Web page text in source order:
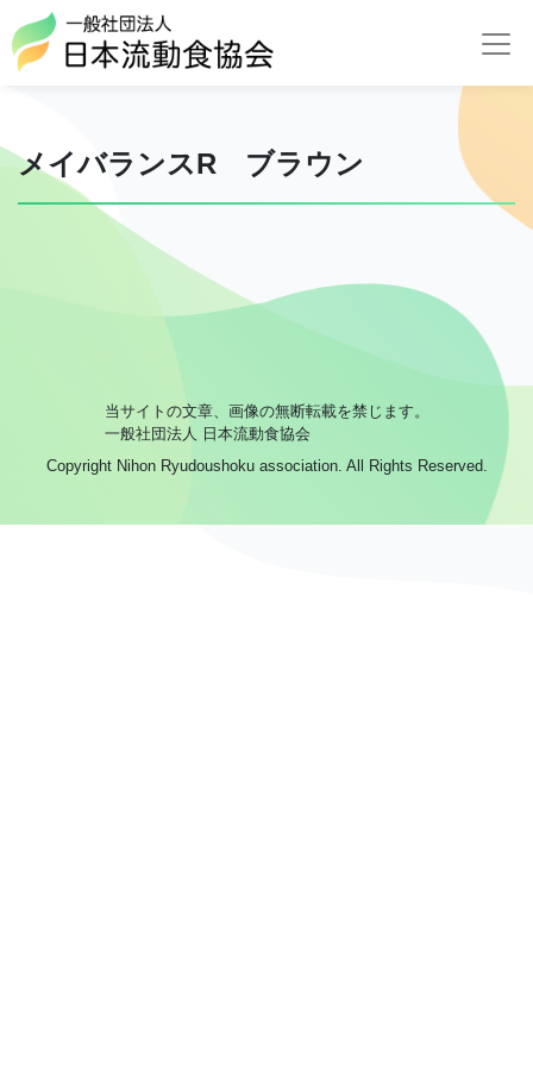
メイバランスR ブラウン
当サイトの文章、画像の無断転載を禁じます。
一般社団法人 日本流動食協会
Copyright Nihon Ryudoushoku association. All Rights Reserved.